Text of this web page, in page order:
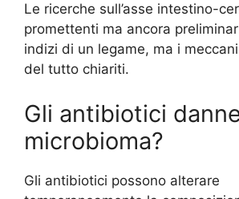
Le ricerche sull’asse intestino-
promettenti ma ancora
indizi di un legame, ma i
del tutto chiariti.
Gli antibiotici
microbioma?
Gli antibiotici possono alterare